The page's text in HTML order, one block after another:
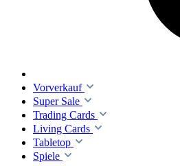
Vorverkauf
Super Sale
Trading Cards
Living Cards
Tabletop
Spiele